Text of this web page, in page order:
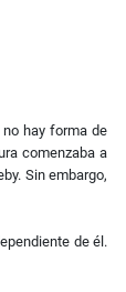
hay forma de
comenzaba a
Sin embargo,
de él.